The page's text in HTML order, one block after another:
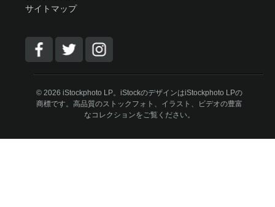
サイトマップ
© 2026 iStockphoto LP。iStockのデザインはiStockphoto LPの
商標です。高品質のストックフォト、イラスト、ビデオの豊富
なコレクションをご覧ください。